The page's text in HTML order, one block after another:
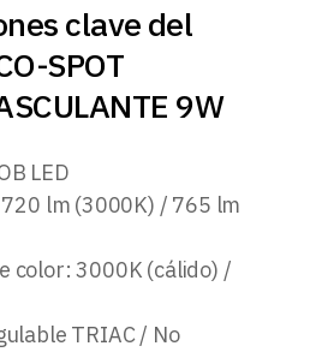
clave del
SPOT
9W
LED
lm (3000K) / 765 lm
color: 3000K (cálido) /
TRIAC / No